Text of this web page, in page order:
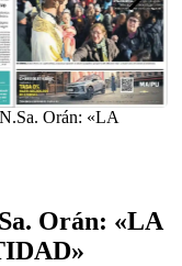
Orán: «LA
Orán: «LA